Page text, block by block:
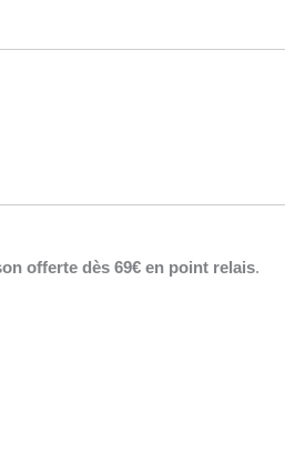
offerte dès 69€ en point relais.